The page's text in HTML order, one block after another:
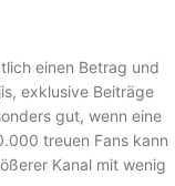
einen Betrag und
exklusive Beiträge
gut, wenn eine
treuen Fans kann
Kanal mit wenig